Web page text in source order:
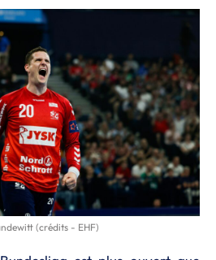
(crédits - EHF)